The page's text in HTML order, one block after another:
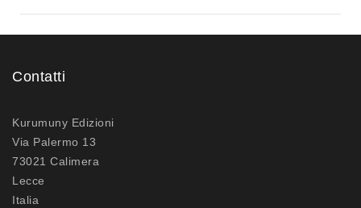
Contatti
Kurumuny Edizioni
Via Palermo 13
73021 Calimera
Lecce
Italia